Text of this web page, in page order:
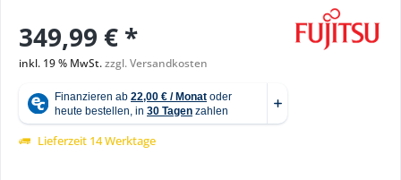
349,99 € *
inkl. 19 % MwSt.zzgl. Versandkosten
Lieferzeit 14 Werktage